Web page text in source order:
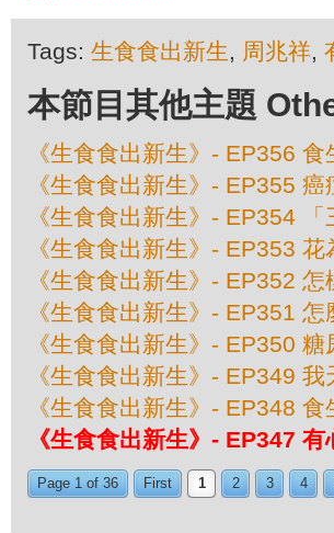
Tags: 生食食出新生, 周兆祥,
本節目其他主題
《生食食出新生》- EP356
《生食食出新生》- EP355
《生食食出新生》- EP354
《生食食出新生》- EP353
《生食食出新生》- EP352
《生食食出新生》- EP351
《生食食出新生》- EP350
《生食食出新生》- EP349
《生食食出新生》- EP348
《生食食出新生》- EP347
Page 1 of 36 First 1 2 3 4